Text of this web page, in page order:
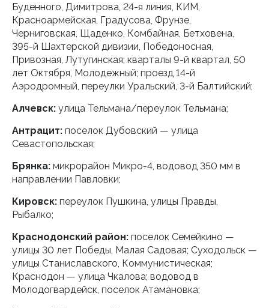
Буденного, Димитрова, 24-я линия, КИМ,
Красноармейская, Градусова, Фрунзе,
Черниговская, Щаденко, Комбайная, Бетховена,
395-й Шахтерской дивизии, Победоносная,
Привозная, Лутугинская; кварталы 9-й квартал, 50
лет Октября, Молодежный; проезд 14-й
Аэродромный, переулки Уральский, 3-й Балтийский;
Алчевск: улица Тельмана/переулок Тельмана;
Антрацит: поселок Дубовский — улица
Севастопольская;
Брянка: микрорайон Микро-4, водовод 350 мм в
направлении Павловки;
Кировск: переулок Пушкина, улицы Правды,
Рыбалко;
Краснодонский район: поселок Семейкино —
улицы 30 лет Победы, Малая Садовая; Суходольск —
улицы Станиславского, Коммунистическая;
Краснодон — улица Чкалова; водовод в
Молодогвардейск, поселок Атамановка;